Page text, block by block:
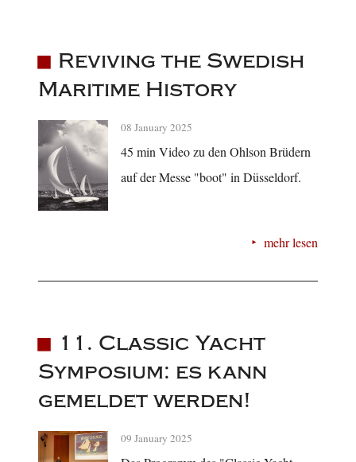
Reviving the Swedish
Maritime History
08 January 2025
45 min Video zu den Ohlson Brüdern
auf der Messe "boot" in Düsseldorf.
mehr lesen
11. Classic Yacht
Symposium: es kann
gemeldet werden!
09 January 2025